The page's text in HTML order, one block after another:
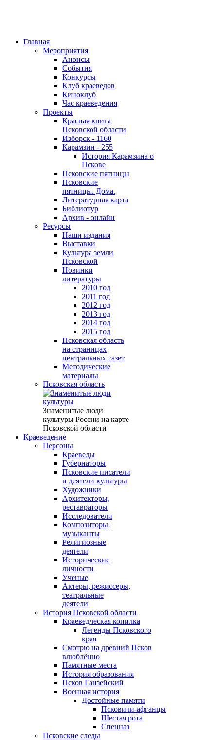
Главная
Мероприятия
Анонсы
События
Конкурсы
Клуб краеведов
Киноклуб
Час краеведения
Проекты
Красная книга
Псковской области
Изборск - 1160
Карамзин - 255
История Карамзина о
Пскове
Псковские пятницы
Псковские
пятницы. Дома.
Литературная карта
Библиотур
Архив - онлайн
Ресурсы
Наши издания
Выставки
Культура земли
Псковской
Новинки
литературы
2010 год
2011 год
2012 год
2013 год
2014 год
2015 год
Псковская область
на страницах
центральных газет
Методические
материалы
Псковская область
Знаменитые люди
культуры России на карте
Псковской области
Краеведение
Персоны
Краеведы
Губернаторы
Псковские писатели
и деятели культуры
Художники
Архитекторы,
реставраторы
Исследователи
Композиторы,
музыканты
Религиозные
деятели
Исторические
личности
Ученые
Актеры, режиссеры,
театральные
деятели
История Псковской области
Краеведческая копилка
Легенды Псковского
края
Смотрю на древний Псков
влюблённо
Памятные места
История образования
Псков Ганзейский
Военная история
Достойные памяти
Псковичи-афганцы
Шестая рота
Спецназ
Псковские следы